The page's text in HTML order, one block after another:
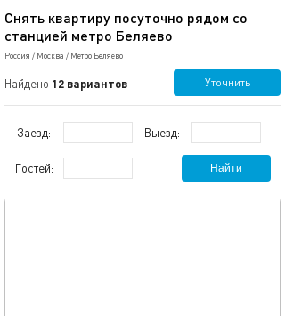
Снять квартиру посуточно рядом со
станцией метро Беляево
Россия / Москва / Метро Беляево
Найдено 12 вариантов Уточнить
Заезд: Выезд:
Гостей: Найти